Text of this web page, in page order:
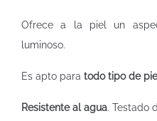
Ofrece a la piel un
luminoso.
Es apto para todo tipo de
Resistente al agua. Testado